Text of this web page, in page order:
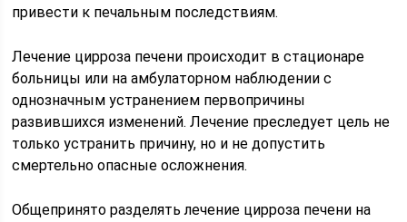
привести к печальным последствиям.
Лечение цирроза печени происходит в стационаре
больницы или на амбулаторном наблюдении с
однозначным устранением первопричины
развившихся изменений. Лечение преследует цель не
только устранить причину, но и не допустить
смертельно опасные осложнения.
Общепринято разделять лечение цирроза печени на